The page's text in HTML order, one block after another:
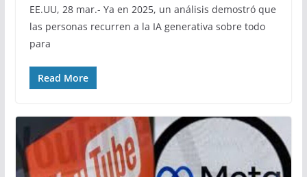
EE.UU, 28 mar.- Ya en 2025, un análisis demostró que
las personas recurren a la IA generativa sobre todo
para
Read More